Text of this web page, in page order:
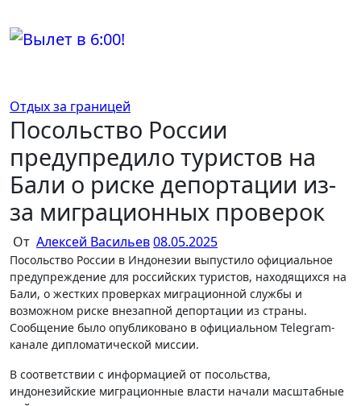
содержимому
Отдых за границей
Посольство России
предупредило туристов на
Бали о риске депортации из-
за миграционных проверок
От Алексей Васильев08.05.2025
Посольство России в Индонезии выпустило официальное
предупреждение для российских туристов, находящихся на
Бали, о жестких проверках миграционной службы и
возможном риске внезапной депортации из страны.
Сообщение было опубликовано в официальном Telegram-
канале дипломатической миссии.
В соответствии с информацией от посольства,
индонезийские миграционные власти начали масштабные